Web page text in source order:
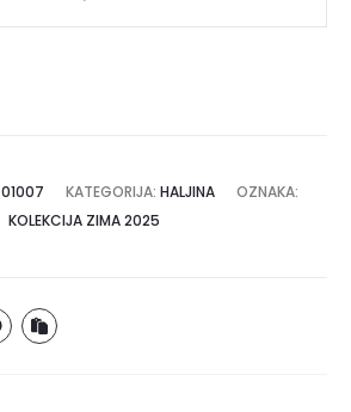
01007 KATEGORIJA: HALJINA
OZNAKA:
KOLEKCIJA ZIMA 2025